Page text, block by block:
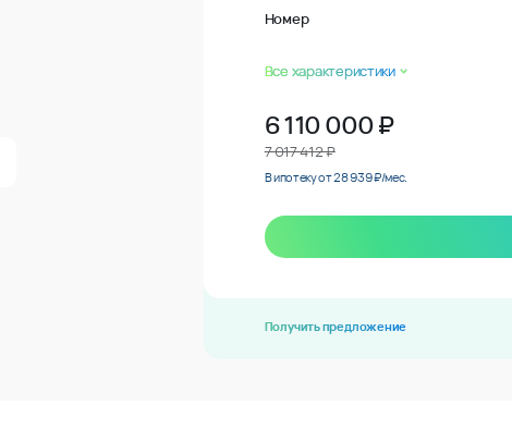
Номер
Все характеристики
6 110 000₽
7 017 412 ₽
В ипотеку от 28 939 ₽/мес.
Получить предложение